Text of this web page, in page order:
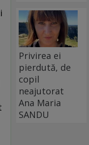
Privirea ei
pierdută, de
copil
neajutorat
Ana Maria
SANDU